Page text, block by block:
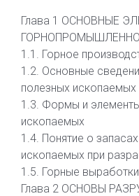
Глава 1 ОСНОВНЫЕ
1.1. Горное
1.2. Основные
полезных ископаемых
1.3. Формы и
ископаемых
1.4. Понятие о
ископаемых при
1.5. Горные выработки
Глава 2 ОСНОВЫ